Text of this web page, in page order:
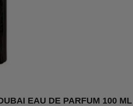
EAU DE PARFUM 100